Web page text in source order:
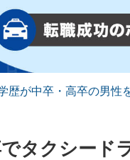
歴が中卒・高卒の男性
タクシード